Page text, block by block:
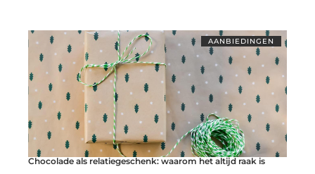
AANBIEDINGEN
Chocolade als relatiegeschenk: waarom het altijd raak is